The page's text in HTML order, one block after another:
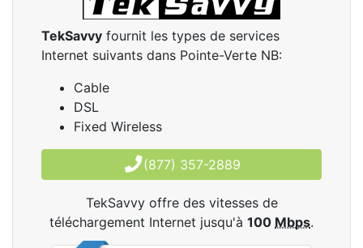
TekSavvy fournit les types de services
Internet suivants dans Pointe-Verte NB:
Cable
DSL
Fixed Wireless
(877) 357-2889
TekSavvy offre des vitesses de
téléchargement Internet jusqu'à 100 Mbps.